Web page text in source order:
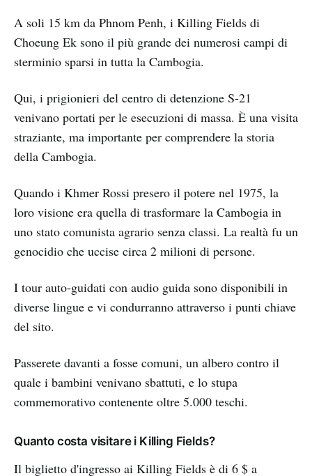
A soli 15 km da Phnom Penh, i Killing Fields di
Choeung Ek sono il più grande dei numerosi campi di
sterminio sparsi in tutta la Cambogia.
Qui, i prigionieri del centro di detenzione S-21
venivano portati per le esecuzioni di massa. È una visita
straziante, ma importante per comprendere la storia
della Cambogia.
Quando i Khmer Rossi presero il potere nel 1975, la
loro visione era quella di trasformare la Cambogia in
uno stato comunista agrario senza classi. La realtà fu un
genocidio che uccise circa 2 milioni di persone.
I tour auto-guidati con audio guida sono disponibili in
diverse lingue e vi condurranno attraverso i punti chiave
del sito.
Passerete davanti a fosse comuni, un albero contro il
quale i bambini venivano sbattuti, e lo stupa
commemorativo contenente oltre 5.000 teschi.
Quanto costa visitare i Killing Fields?
Il biglietto d'ingresso ai Killing Fields è di 6 $ a